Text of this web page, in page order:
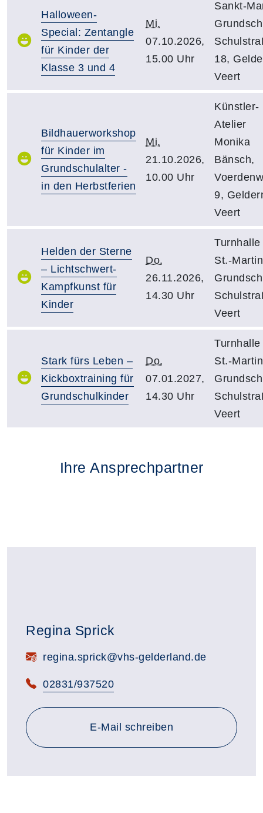
Halloween-
Special: Zentangle
für Kinder der
Klasse 3 und 4
Mi.
07.10.2026,
15.00 Uhr
Sankt-
18,
Veert
Bildhauerworkshop
für Kinder im
Grundschulalter -
in den Herbstferien
Mi.
21.10.2026,
10.00 Uhr
Künstler-
Atelier
Monika
Bänsch,
9,
Veert
Helden der Sterne
– Lichtschwert-
Kampfkunst für
Kinder
Do.
26.11.2026,
14.30 Uhr
Turnhalle
St.-
Veert
Stark fürs Leben –
Kickboxtraining für
Grundschulkinder
Do.
07.01.2027,
14.30 Uhr
Turnhalle
St.-
Veert
Ihre Ansprechpartner
Regina Sprick
E-Mail:regina.sprick@vhs-gelderland.de
Telefon:
02831/937520
E-Mail schreiben